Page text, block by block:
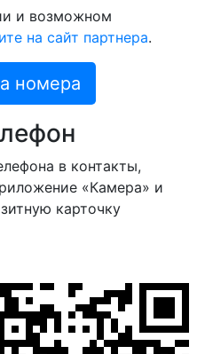
и возможном
на сайт партнера.
номера
в контакты,
«Камера» и
карточку